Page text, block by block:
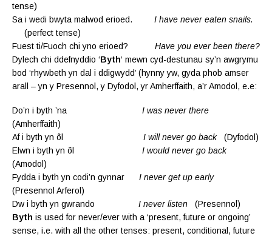
tense)
Sa i wedi bwyta malwod erioed. I have never eaten snails.
(perfect tense)
Fuest ti/Fuoch chi yno erioed? Have you ever been there?
Dylech chi ddefnyddio ‘Byth‘ mewn cyd-destunau sy’n awgrymu
bod ‘rhywbeth yn dal i ddigwydd’ (hynny yw, gyda phob amser
arall – yn y Presennol, y Dyfodol, yr Amherffaith, a’r Amodol, e.e:
Do’n i byth ’na
I was never there
(Amherffaith)
Af i byth yn ôl I will never go back(Dyfodol)
Elwn i byth yn ôl I would never go back
(Amodol)
Fydda i byth yn codi’n gynnar I never get up early
(Presennol Arferol)
Dw i byth yn gwrando
I never listen (Presennol)
Byth is used for never/ever with a ‘present, future or ongoing’
sense, i.e. with all the other tenses: present, conditional, future